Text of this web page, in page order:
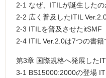
2-1 なぜ、ITILが誕生したの
2-2 広く普及したITIL
2-3 ITILを普及させたitSMF
2-4 ITIL Ver.2.0は7つの書籍
第3章 国際規格へ発展した
3-1 BS15000:2000の登場